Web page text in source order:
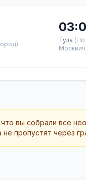
Тула (По
вы собрали все
пропустят через